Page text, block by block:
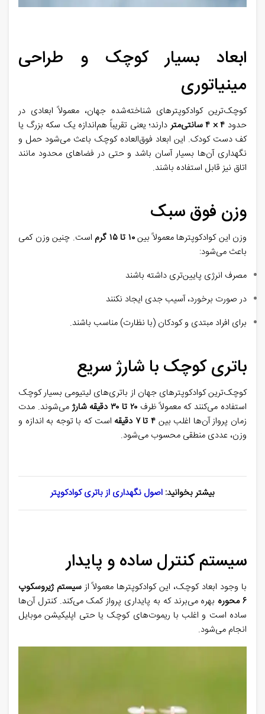
ابعاد بسیار کوچک و طراحی
مینیاتوری
کوچک‌ترین کوادکوپترهای شناخته‌شده جهان، معمولاً ابعادی در
حدود ۴× ۴سانتی‌متردارند؛ یعنی تقریباً هم‌اندازه یک سکه بزرگ یا
کف دست کودک. این ابعاد فوق‌العاده کوچک باعث می‌شود حمل و
نگهداری آن‌ها بسیار آسان باشد و حتی در فضاهای محدود مانند
اتاق نیز قابل استفاده باشند.
وزن فوق ‌سبک
وزن این کوادکوپترها معمولاً بین۱۰ تا۱۵ گرم
است. چنین وزن کمی
باعث می‌شود:
مصرف انرژی پایین‌تری داشته باشند
در صورت برخورد، آسیب جدی ایجاد نکنند
برای افراد مبتدی و کودکان (با نظارت) مناسب باشند.
باتری کوچک با شارژ سریع
کوچک‌ترین کوادکوپترهای جهان از باتری‌های لیتیومی بسیار کوچک
استفاده می‌کنند که معمولاً ظرف۲۰ تا ۳۰ دقیقه شارژ
می‌شوند. مدت
زمان پرواز آن‌ها اغلب بین ۴ تا۷ دقیقه
است که با توجه به اندازه و
وزن، عددی منطقی محسوب می‌شود.
بیشتر بخوانید: اصول نگهداری از باتری کوادکوپتر
سیستم کنترل ساده و پایدار
با وجود ابعاد کوچک، این کوادکوپترها معمولاً ازسیستم ژیروسکوپ
۶ محوره
بهره می‌برند که به پایداری پرواز کمک می‌کند. کنترل آن‌ها
ساده است و اغلب با ریموت‌های کوچک یا حتی اپلیکیشن موبایل
انجام می‌شود.